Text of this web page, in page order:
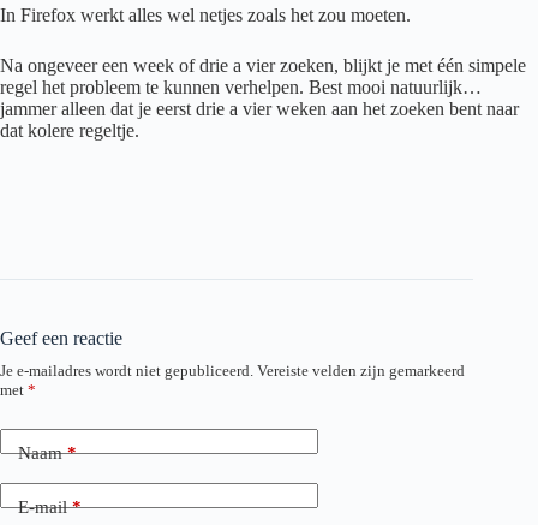
In Firefox werkt alles wel netjes zoals het zou moeten.
Na ongeveer een week of drie a vier zoeken, blijkt je met één simpele
regel het probleem te kunnen verhelpen. Best mooi natuurlijk…
jammer alleen dat je eerst drie a vier weken aan het zoeken bent naar
dat kolere regeltje.
Geef een reactie
Je e-mailadres wordt niet gepubliceerd. Vereiste velden zijn gemarkeerd
met *
Naam*
E-mail*